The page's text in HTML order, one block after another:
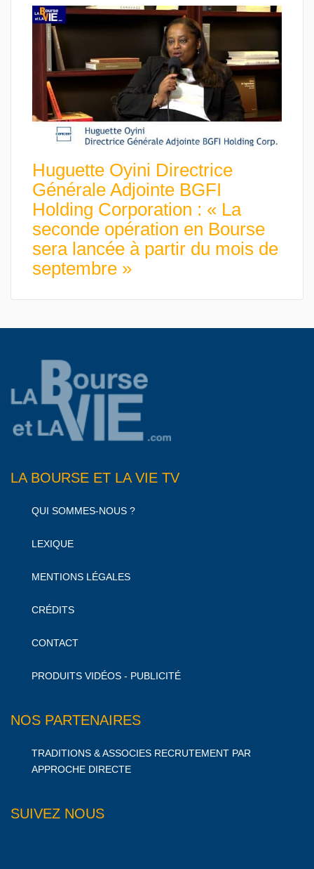
Huguette Oyini Directrice
Générale Adjointe BGFI
Holding Corporation : « La
seconde opération en Bourse
sera lancée à partir du mois de
septembre »
LA BOURSE ET LA VIE TV
QUI SOMMES-NOUS ?
LEXIQUE
MENTIONS LÉGALES
CRÉDITS
CONTACT
PRODUITS VIDÉOS - PUBLICITÉ
NOS PARTENAIRES
TRADITIONS & ASSOCIES RECRUTEMENT PAR
APPROCHE DIRECTE
SUIVEZ NOUS